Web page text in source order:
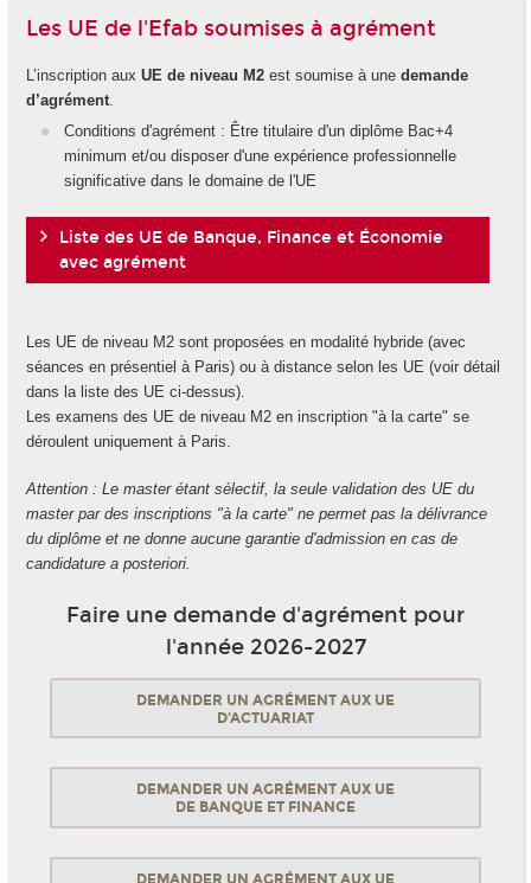
Les UE de l'Efab soumises à agrément
L’inscription aux UE de niveau M2est soumise à une demande
d’agrément.
Conditions d'agrément : Être titulaire d'un diplôme Bac+4
minimum et/ou disposer d'une expérience professionnelle
significative dans le domaine de l'UE
Liste des UE de Banque, Finance et Économie
avec agrément
Les UE de niveau M2 sont proposées en modalité hybride (avec
séances en présentiel à Paris) ou à distance selon les UE (voir détail
dans la liste des UE ci-dessus).
Les examens des UE de niveau M2 en inscription "à la carte" se
déroulent uniquement à Paris.
Attention : Le master étant sélectif, la seule validation des UE du
master par des inscriptions "à la carte" ne permet pas la délivrance
du diplôme et ne donne aucune garantie d'admission en cas de
candidature a posteriori.
Faire une demande d'agrément pour
l'année 2026-2027
DEMANDER UN AGRÉMENT AUX UE
D'ACTUARIAT
DEMANDER UN AGRÉMENT AUX UE
DE BANQUE ET FINANCE
DEMANDER UN AGRÉMENT AUX UE